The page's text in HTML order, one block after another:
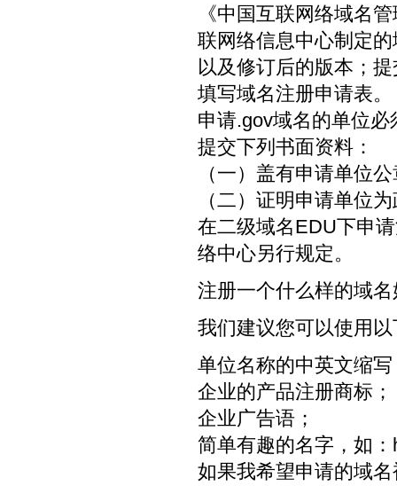
《中国互联网络域名
联网络信息中心制定
以及修订后的版本；
填写域名注册申请表。
申请.gov域名的单位
提交下列书面资料：
（一）盖有申请单位
（二）证明申请单位
在二级域名EDU下申
络中心另行规定。
注册一个什么样的域
我们建议您可以使用
单位名称的中英文缩写
企业的产品注册商标；
企业广告语；
简单有趣的名字，如
如果我希望申请的域